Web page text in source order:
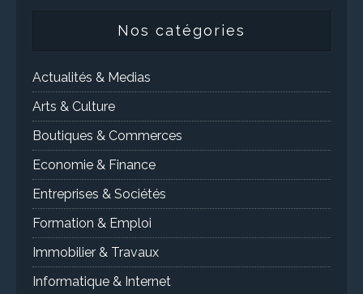
Nos catégories
Actualités & Medias
Arts & Culture
Boutiques & Commerces
Economie & Finance
Entreprises & Sociétés
Formation & Emploi
Immobilier & Travaux
Informatique & Internet